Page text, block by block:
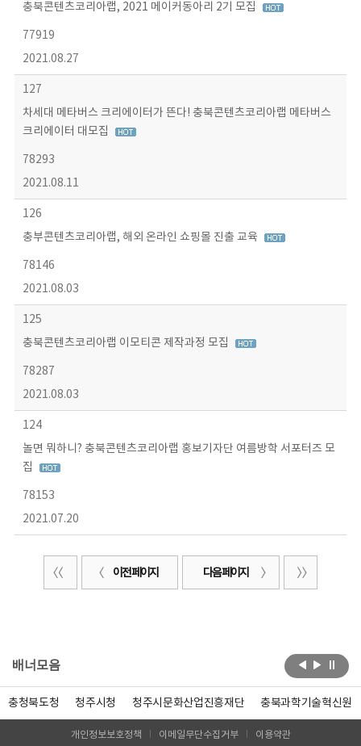
충북콘텐츠코리아랩, 2021 메이커동아리 2기 모집
77919
2021.08.27
127
차세대 메타버스 크리에이터가 뜬다! 충북콘텐츠코리아랩 메타버스
크리에이터 대모집
78293
2021.08.11
126
충부콘텐츠코리아랩, 해외 온라인 쇼핑몰 진출 교육
78146
2021.08.03
125
충북콘텐츠코리아랩 이모티콘 제작과정 모집
78287
2021.08.03
124
놀면 뭐하니? 충북콘텐츠코리아랩 홍보기자단 여름방학 서포터즈 모
집
78153
2021.07.20
이전 페이지 다음 페이지
배너모음
충청북도청 청주시청 청주시문화산업진흥재단 충북과학기술혁신원
개인정보보호정책 이메일무단수집거부 이용약관